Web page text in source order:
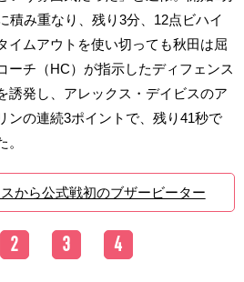
積み重なり、残り3分、12点ビハイ
イムアウトを使い切っても秋田は屈
ーチ（HC）が指示したディフェンス
誘発し、アレックス・デイビスのア
ンの連続3ポイントで、残り41秒で
から公式戦初のブザービーター
2 3 4